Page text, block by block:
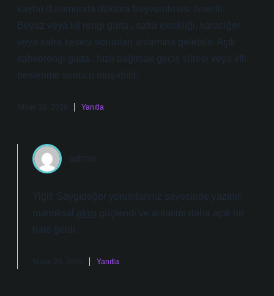
kaybı) durumunda doktora başvurulması önerilir .
Beyaz veya kil rengi gaita , safra eksikliği, karaciğer
veya safra kesesi sorunları anlamına gelebilir. Açık
kahverengi gaita , hızlı bağırsak geçiş süresi veya lifli
beslenme sonucu oluşabilir.
Nisan 26, 2026 Yanıtla
admin
Yiğit! Saygıdeğer yorumlarınız sayesinde yazının
mantıksal akışı güçlendi ve anlatımı daha açık bir
hale geldi.
Nisan 26, 2026 Yanıtla